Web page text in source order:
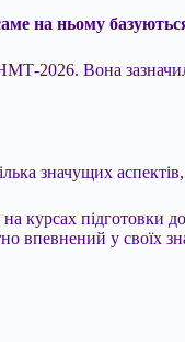
на ньому базуються
2026. Вона
значущих
курсах підготовки
впевнений у своїх